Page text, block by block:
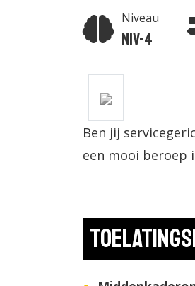
Niveau
Niv-4
Ben jij
een mooi beroep